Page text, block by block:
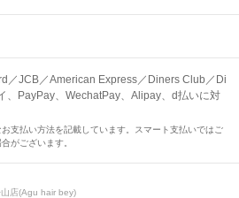
／JCB／American Express／Diners Club／Di
、PayPay、WechatPay、Alipay、d払いに対
支払い方法を記載しています。スマート支払いではご
がございます。
店(Agu hair bey)